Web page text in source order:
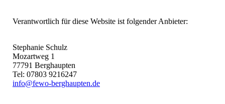
Verantwortlich für diese Website ist folgender Anbieter:
Stephanie Schulz
Mozartweg 1
77791 Berghaupten
Tel: 07803 9216247
info@fewo-berghaupten.de